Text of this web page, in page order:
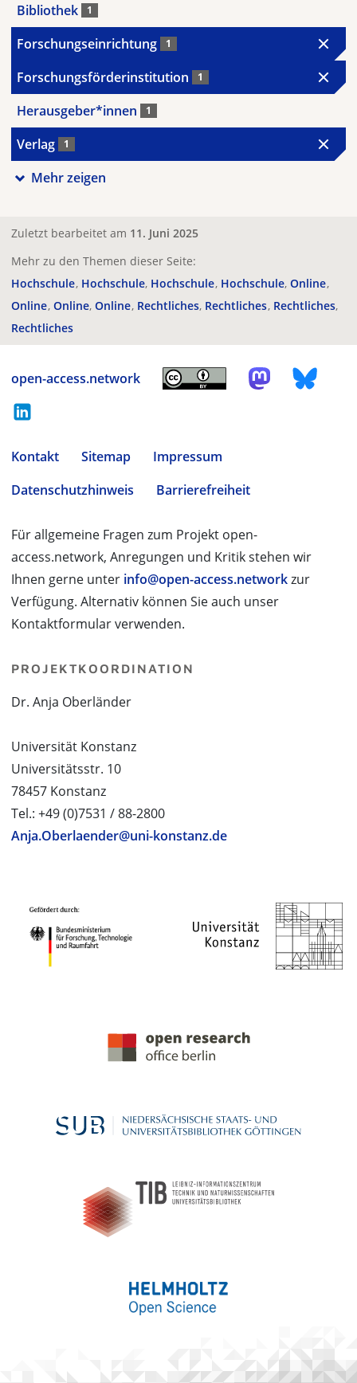
Bibliothek 1
Forschungseinrichtung 1
Forschungsförderinstitution 1
Herausgeber*innen 1
Verlag 1
Mehr zeigen
Zuletzt bearbeitet am 11. Juni 2025
Mehr zu den Themen dieser Seite:
Hochschule Hochschule Hochschule Hochschule Online
Online Online Online Rechtliches Rechtliches Rechtliches
Rechtliches
open-access.network
Kontakt Sitemap
Impressum
Datenschutzhinweis
Barrierefreiheit
Für allgemeine Fragen zum Projekt open-
access.network, Anregungen und Kritik stehen wir
Ihnen gerne unter info@open-access.networkzur
Verfügung. Alternativ können Sie auch unser
Kontaktformular verwenden.
PROJEKTKOORDINATION
Dr. Anja Oberländer
Universität Konstanz
Universitätsstr. 10
78457 Konstanz
Tel.: +49 (0)7531 / 88-2800
Anja.Oberlaender@uni-konstanz.de